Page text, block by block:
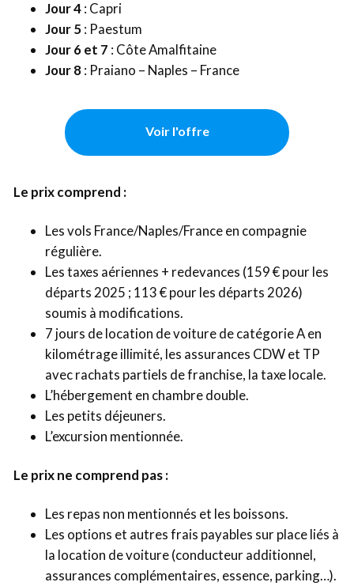
Jour 4: Capri
Jour 5 : Paestum
Jour 6 et 7 : Côte Amalfitaine
Jour 8: Praiano – Naples – France
Voir l'offre
Le prix comprend :
Les vols France/Naples/France en compagnie
régulière.
Les taxes aériennes + redevances (159 € pour les
départs 2025 ; 113 € pour les départs 2026)
soumis à modifications.
7 jours de location de voiture de catégorie A en
kilométrage illimité, les assurances CDW et TP
avec rachats partiels de franchise, la taxe locale.
L’hébergement en chambre double.
Les petits déjeuners.
L’excursion mentionnée.
Le prix ne comprend pas :
Les repas non mentionnés et les boissons.
Les options et autres frais payables sur place liés à
la location de voiture (conducteur additionnel,
assurances complémentaires, essence, parking…).